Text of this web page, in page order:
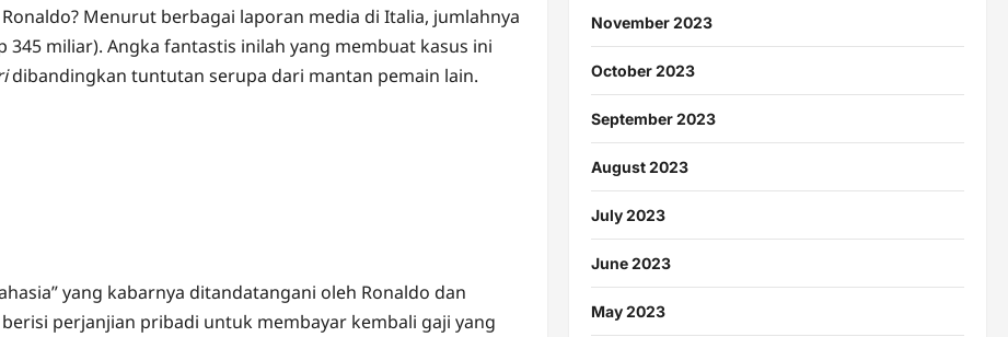
Menurut berbagai laporan media di Italia, jumlahnya
345 miliar). Angka fantastis inilah yang membuat kasus ini
dibandingkan tuntutan serupa dari mantan pemain lain.
yang kabarnya ditandatangani oleh Ronaldo dan
perjanjian pribadi untuk membayar kembali gaji yang
November 2023
October 2023
September 2023
August 2023
July 2023
June 2023
May 2023